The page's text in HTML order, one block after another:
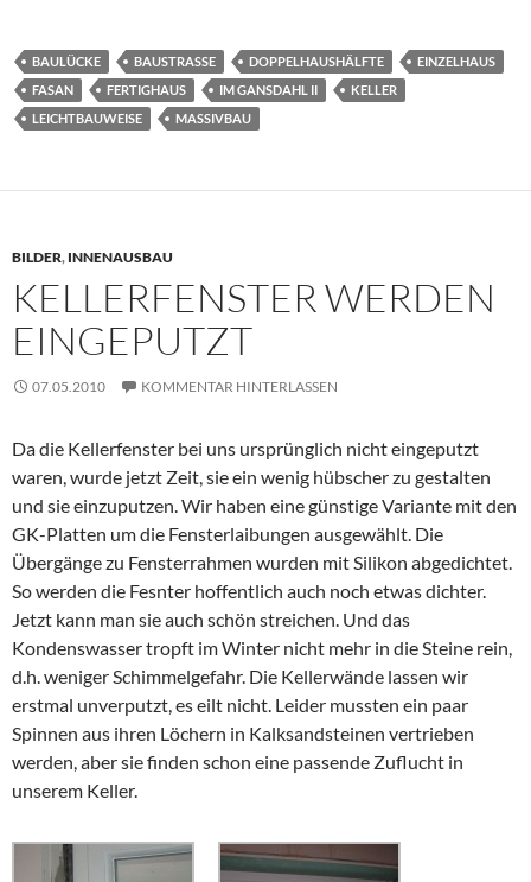
BAULÜCKE BAUSTRASSE DOPPELHAUSHÄLFTE
EINZELHAUS
FASAN
FERTIGHAUS IM GANSDAHL II
KELLER
LEICHTBAUWEISE
MASSIVBAU
BILDER, INNENAUSBAU
KELLERFENSTER WERDEN
EINGEPUTZT
07.05.2010 KOMMENTAR HINTERLASSEN
Da die Kellerfenster bei uns ursprünglich nicht eingeputzt
waren, wurde jetzt Zeit, sie ein wenig hübscher zu gestalten
und sie einzuputzen. Wir haben eine günstige Variante mit den
GK-Platten um die Fensterlaibungen ausgewählt. Die
Übergänge zu Fensterrahmen wurden mit Silikon abgedichtet.
So werden die Fesnter hoffentlich auch noch etwas dichter.
Jetzt kann man sie auch schön streichen. Und das
Kondenswasser tropft im Winter nicht mehr in die Steine rein,
d.h. weniger Schimmelgefahr. Die Kellerwände lassen wir
erstmal unverputzt, es eilt nicht. Leider mussten ein paar
Spinnen aus ihren Löchern in Kalksandsteinen vertrieben
werden, aber sie finden schon eine passende Zuflucht in
unserem Keller.